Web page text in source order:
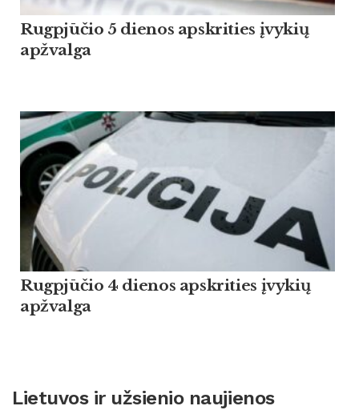
Rugpjūčio 5 dienos apskrities įvykių
apžvalga
Rugpjūčio 4 dienos apskrities įvykių
apžvalga
Lietuvos ir užsienio naujienos